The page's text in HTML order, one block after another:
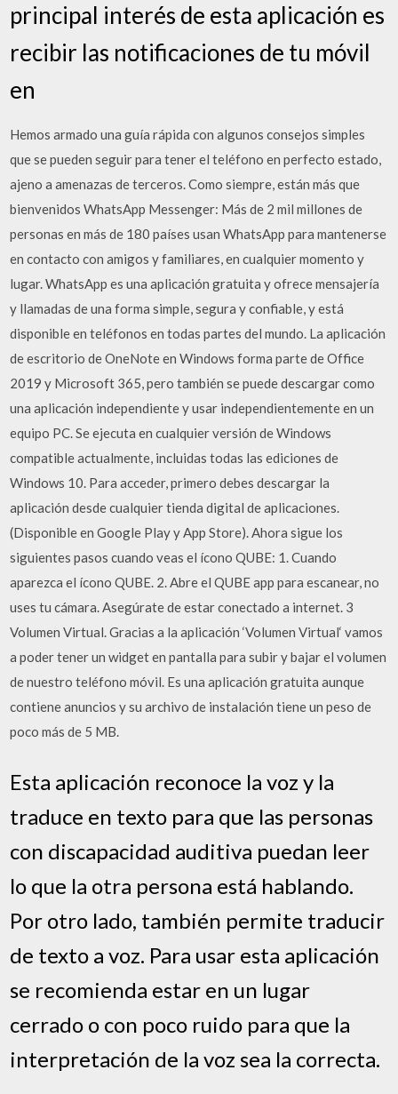
principal interés de esta aplicación es
recibir las notificaciones de tu móvil
en
Hemos armado una guía rápida con algunos consejos simples
que se pueden seguir para tener el teléfono en perfecto estado,
ajeno a amenazas de terceros. Como siempre, están más que
bienvenidos WhatsApp Messenger: Más de 2 mil millones de
personas en más de 180 países usan WhatsApp para mantenerse
en contacto con amigos y familiares, en cualquier momento y
lugar. WhatsApp es una aplicación gratuita y ofrece mensajería
y llamadas de una forma simple, segura y confiable, y está
disponible en teléfonos en todas partes del mundo. La aplicación
de escritorio de OneNote en Windows forma parte de Office
2019 y Microsoft 365, pero también se puede descargar como
una aplicación independiente y usar independientemente en un
equipo PC. Se ejecuta en cualquier versión de Windows
compatible actualmente, incluidas todas las ediciones de
Windows 10. Para acceder, primero debes descargar la
aplicación desde cualquier tienda digital de aplicaciones.
(Disponible en Google Play y App Store). Ahora sigue los
siguientes pasos cuando veas el ícono QUBE: 1. Cuando
aparezca el ícono QUBE. 2. Abre el QUBE app para escanear, no
uses tu cámara. Asegúrate de estar conectado a internet. 3
Volumen Virtual. Gracias a la aplicación ‘Volumen Virtual‘ vamos
a poder tener un widget en pantalla para subir y bajar el volumen
de nuestro teléfono móvil. Es una aplicación gratuita aunque
contiene anuncios y su archivo de instalación tiene un peso de
poco más de 5 MB.
Esta aplicación reconoce la voz y la
traduce en texto para que las personas
con discapacidad auditiva puedan leer
lo que la otra persona está hablando.
Por otro lado, también permite traducir
de texto a voz. Para usar esta aplicación
se recomienda estar en un lugar
cerrado o con poco ruido para que la
interpretación de la voz sea la correcta.